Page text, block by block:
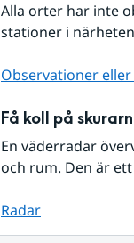
Alla orter har inte
stationer i
Observationer
Få koll på
En väderradar
och rum. Den är
Radar